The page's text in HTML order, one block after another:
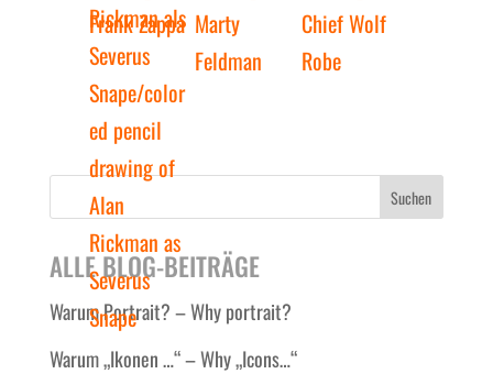
Suchen
ALLE BLOG-BEITRÄGE
Warum Portrait? – Why portrait?
Warum „Ikonen …“ – Why „Icons…“